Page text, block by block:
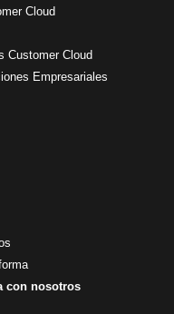
Cloud
Customer Cloud
Empresariales
con nosotros